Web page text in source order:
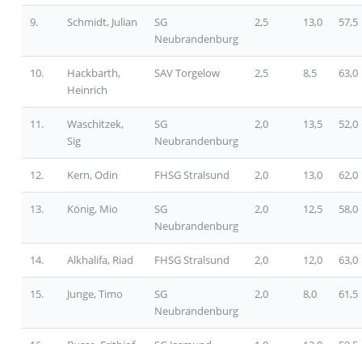
9. Schmidt, Julian
SG
Neubrandenburg
2,5 13,0 57,5
10.
Hackbarth,
Heinrich
SAV Torgelow 2,5 8,5 63,0
11.
Waschitzek,
Sig
SG
Neubrandenburg
2,0 13,5 52,0
12. Kern, Odin FHSG Stralsund 2,0 13,0 62,0
13. König, Mio
SG
Neubrandenburg
2,0 12,5 58,0
14. Alkhalifa, Riad FHSG Stralsund 2,0 12,0 63,0
15. Junge, Timo
SG
Neubrandenburg
2,0 8,0 61,5